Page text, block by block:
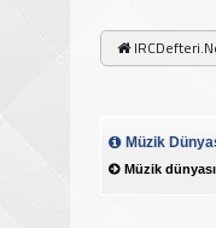
Müzik
Müzik